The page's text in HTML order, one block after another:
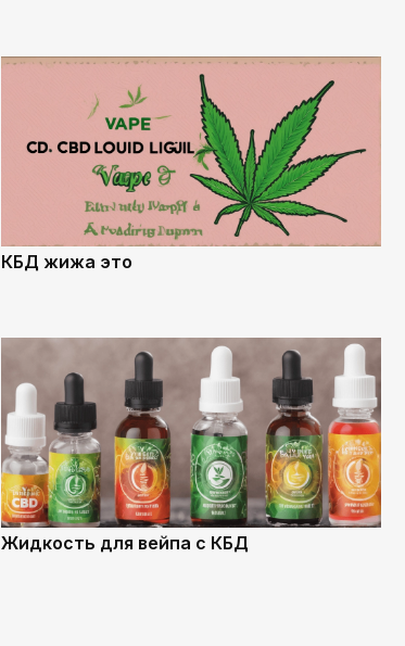
КБД жижа это
Жидкость для вейпа с КБД